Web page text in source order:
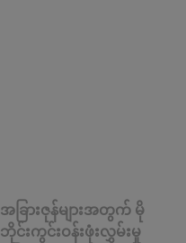
အခြားဇုန်များအတွက် မို
ဘိုင်းကွင်းဝန်းဖုံးလွှမ်းမှု